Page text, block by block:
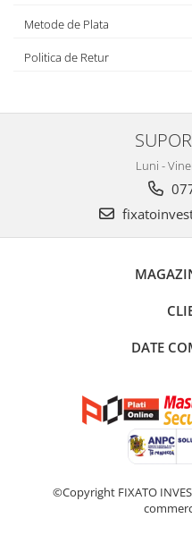
Metode de Plata
Politica de Retur
Luni -
DATE
©Copyright FIXATO